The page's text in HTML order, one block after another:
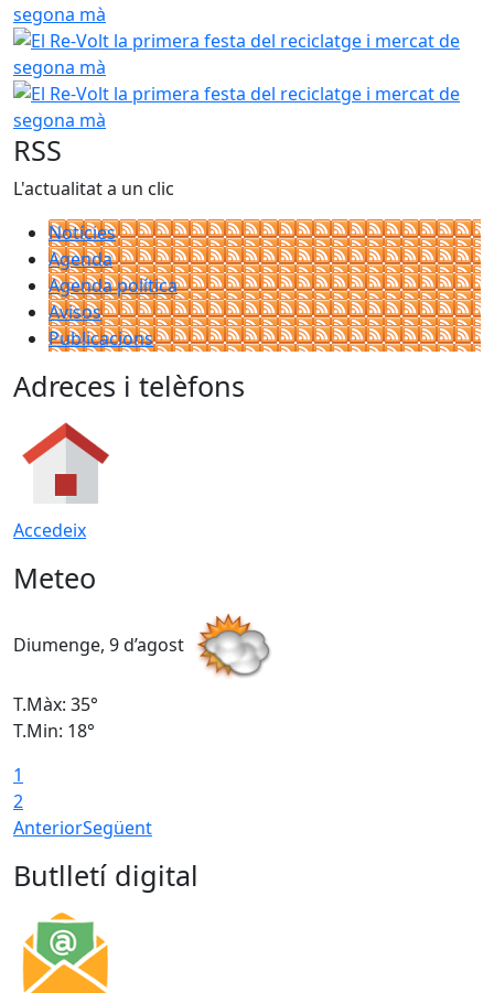
El Re-Volt la primera festa del reciclatge i mercat de
El Re-Volt la primera festa del reciclatge i mercat de
RSS
L'actualitat a un clic
Notícies
Agenda
Agenda política
Avisos
Publicacions
Adreces i telèfons
Accedeix
Meteo
Diumenge, 9 d’agost
T.Màx: 35°
T.Min: 18°
1
2
AnteriorSegüent
Butlletí digital